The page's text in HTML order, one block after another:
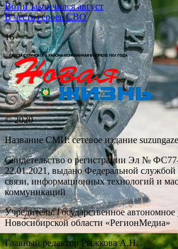
Навигация
по
записям
Вот и закончился август
В честь героев СВО
16+
© 2020
Название СМИ: cетевое издание
Свидетельство о регистрации Эл №
22.01.2021, выдано Федеральной службой
связи, информационных технологий и
коммуникаций
Учредитель: Государственное
Новосибирской области «РегионМедиа»
Главный редактор Рыжкова А.Н.